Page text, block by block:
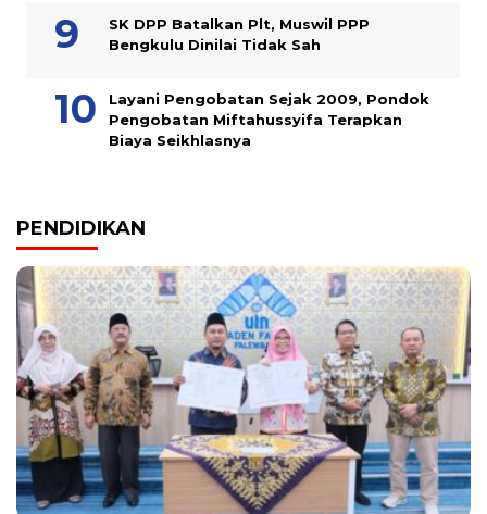
SK DPP Batalkan Plt, Muswil PPP
Bengkulu Dinilai Tidak Sah
Layani Pengobatan Sejak 2009, Pondok
Pengobatan Miftahussyifa Terapkan
Biaya Seikhlasnya
PENDIDIKAN